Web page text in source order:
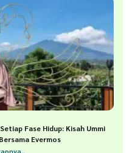
Fase Hidup: Kisah Ummi
Evermos